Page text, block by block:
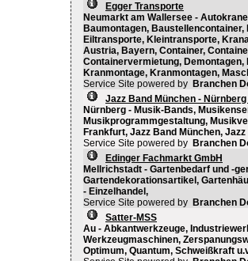
Egger Transporte
Neumarkt am Wallersee -
Baumontagen,
Eiltransporte, Kleintransporte,
Austria, Bayern, Container,
Containervermietung,
Kranmontage, Kranmontagen,
Service Site powered by Branchen
Jazz Band München -
Nürnberg - Musik-Bands,
Musikprogrammgestaltung,
Frankfurt, Jazz Band München,
Service Site powered by Branchen
Edinger Fachmarkt GmbH
Mellrichstadt - Gartenbedarf und -
Gartendekorationsartikel,
- Einzelhandel,
Service Site powered by Branchen
Satter-MSS
Au - Abkantwerkzeuge,
Werkzeugmaschinen,
Optimum, Quantum, Schweißkraft